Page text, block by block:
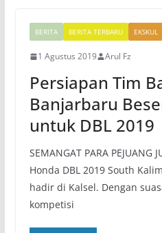
BERITA BERITA TERBARU EKSKUL
1 Agustus 2019 Arul Fz
Persiapan Tim
Banjarbaru
untuk DBL 2019
SEMANGAT PARA PEJUANG
Honda DBL 2019 South
hadir di Kalsel. Dengan
kompetisi